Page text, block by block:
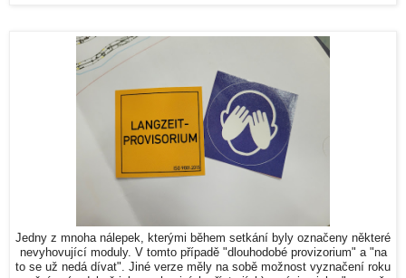
Jedny z mnoha nálepek, kterými během setkání byly označeny některé
nevyhovující moduly. V tomto případě "dlouhodobé provizorium" a "na
to se už nedá dívat". Jiné verze měly na sobě možnost vyznačení roku